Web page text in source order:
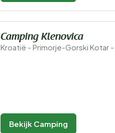
Camping Klenovica
Kroatië - Primorje-Gorski Kotar
Bekijk Camping